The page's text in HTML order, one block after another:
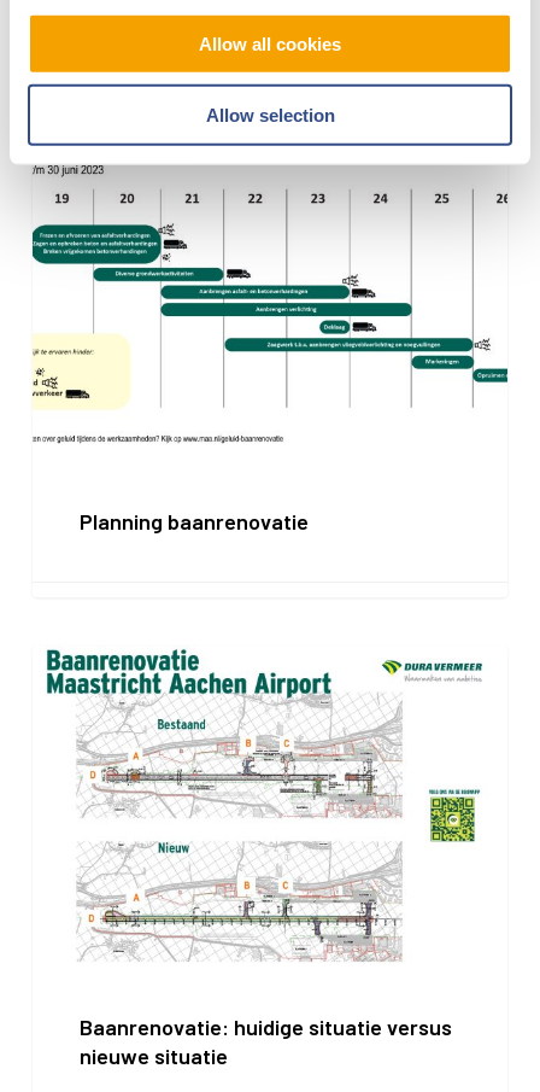
Allow all cookies
Allow selection
Geluid tijdens baanrenovatie
baanrenovatie
Planning baanrenovatie
Baanrenovatie:
huidige
situatie
versus
nieuwe
Baanrenovatie: huidige situatie versus
nieuwe situatie